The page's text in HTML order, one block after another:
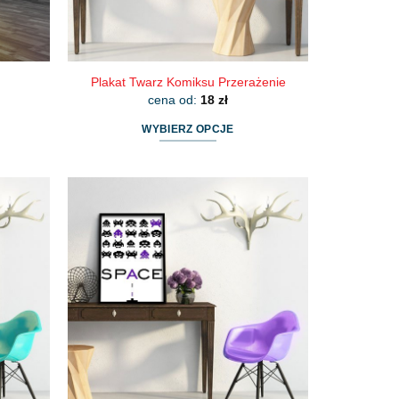
Plakat Twarz Komiksu Przerażenie
cena od: 18 zł
WYBIERZ OPCJE
wiele
wariantów.
można
wybrać
stronie
produktu